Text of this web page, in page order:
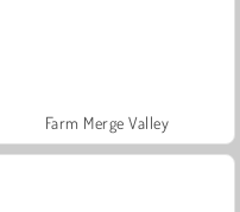
Farm Merge Valley